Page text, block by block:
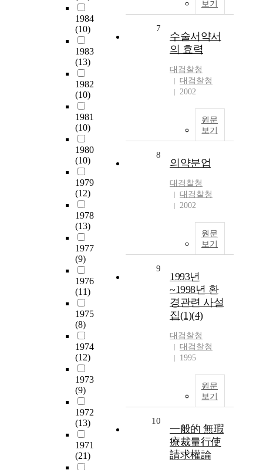
1984
(10)
1983
(13)
1982
(10)
1981
(10)
1980
(10)
1979
(12)
1978
(13)
1977
(9)
1976
(11)
1975
(8)
1974
(12)
1973
(9)
1972
(13)
1971
(21)
보기
7
수술서약서
의 효력
대검찰청
대검찰청
2002
원문
보기
8
의약분업
대검찰청
대검찰청
2002
원문
보기
9
1993년
~1998년 환
경관련 사설
집(1)(4)
대검찰청
대검찰청
1995
원문
보기
10
一般的 無瑕
療裁量行使
請求權論